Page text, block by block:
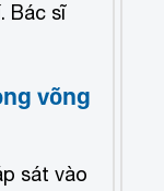
Bác sĩ
võng
sát vào